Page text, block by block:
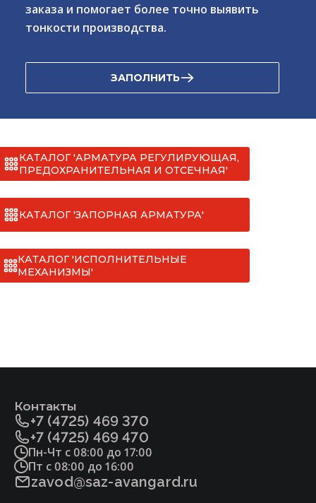
заказа и помогает более точно выявить
тонкости производства.
ЗАПОЛНИТЬ
КАТАЛОГ 'АРМАТУРА РЕГУЛИРУЮЩАЯ,
ПРЕДОХРАНИТЕЛЬНАЯ И ОТСЕЧНАЯ'
КАТАЛОГ 'ЗАПОРНАЯ АРМАТУРА'
КАТАЛОГ 'ИСПОЛНИТЕЛЬНЫЕ
МЕХАНИЗМЫ'
Контакты
+7 (4725) 469 370
+7 (4725) 469 470
Пн-Чт с 08:00 до 17:00
Пт с 08:00 до 16:00
zavod@saz-avangard.ru